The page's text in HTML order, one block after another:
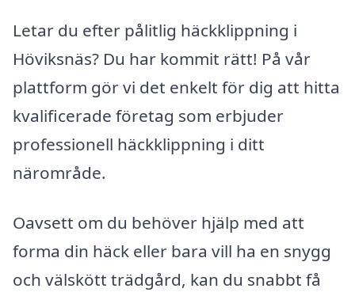
Letar du efter pålitlig häckklippning i
Höviksnäs? Du har kommit rätt! På vår
plattform gör vi det enkelt för dig att hitta
kvalificerade företag som erbjuder
professionell häckklippning i ditt
närområde.
Oavsett om du behöver hjälp med att
forma din häck eller bara vill ha en snygg
och välskött trädgård, kan du snabbt få